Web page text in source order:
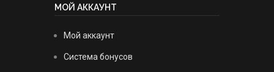
МОЙ АККАУНТ
Мой аккаунт
Система бонусов